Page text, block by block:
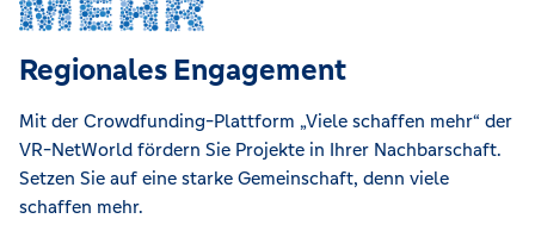
Regionales Engagement
Mit der Crowdfunding-Plattform „Viele schaffen mehr“ der
VR-NetWorld fördern Sie Projekte in Ihrer Nachbarschaft.
Setzen Sie auf eine starke Gemeinschaft, denn viele
schaffen mehr.